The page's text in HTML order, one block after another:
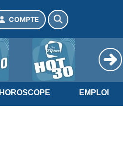
COMPTE
HOROSCOPE EMPLOI